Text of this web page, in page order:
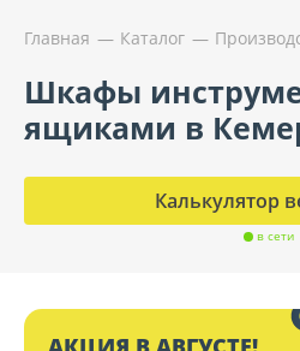
Главная Каталог
Шкафы
ящиками в
Калькулятор
в сети